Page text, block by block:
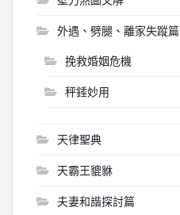
外遇、劈腿、離家失蹤篇
挽救婚姻危機
秤錘妙用
天律聖典
天霸王貔貅
夫妻和諧探討篇